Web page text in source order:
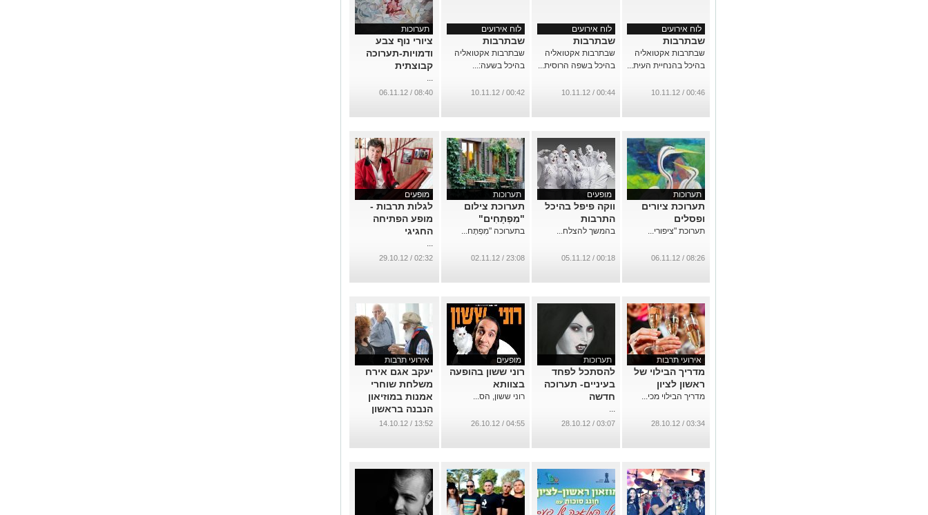
לוח אירועים
שבתרבות
שבתרבות אקטואליה
בהיכל בהנחיית העית...
00:46 / 10.11.12
לוח אירועים
שבתרבות
שבתרבות אקטואליה
בהיכל בשפה הרוסית...
00:44 / 10.11.12
לוח אירועים
שבתרבות
שבתרבות אקטואליה
בהיכל בשעה:...
00:42 / 10.11.12
תערוכות
ציורי נוף צבע
ודמויות-תערוכה
קבוצתית
...
08:40 / 06.11.12
תערוכות
תערוכת ציורים
ופסלים
תערוכת "ציפורי...
08:26 / 06.11.12
מופעים
ווקה פיפל בהיכל
התרבות
בהמשך להצלח...
00:18 / 05.11.12
תערוכות
תערוכת צילום
"מִפְתָּחִים"
בתערוכה "מִפְתָּח...
23:08 / 02.11.12
מופעים
לגלות תרבות -
מופע הפתיחה
החגיגי
...
02:32 / 29.10.12
אירועי תרבות
מדריך הבילוי של
ראשון לציון
מדריך הבילוי מכי...
03:34 / 28.10.12
תערוכות
להסתכל לפחד
בעיניים- תערוכה
חדשה
...
03:07 / 28.10.12
מופעים
רוני ששון בהופעה
בצוותא
רוני ששון, הס...
04:55 / 26.10.12
אירועי תרבות
יעקב אגם אירח
משלחת שוחרי
אמנות במוזיאון
הנבנה בראשון
לציון
13:52 / 14.10.12